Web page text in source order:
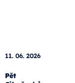
11. 06. 2026
Pět